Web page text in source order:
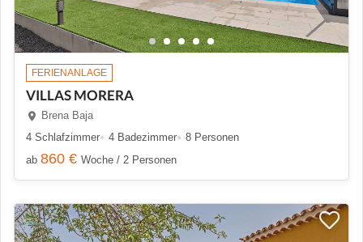
FERIENANLAGE
VILLAS MORERA
Brena Baja
4 Schlafzimmer
4 Badezimmer
8 Personen
ab 860 € Woche / 2 Personen